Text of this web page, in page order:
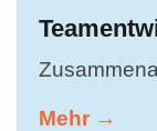
Mehr →